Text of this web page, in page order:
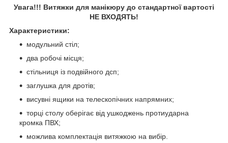
Увага!!! Витяжки для манікюру до стандартної вартості
НЕ ВХОДЯТЬ!
Характеристики:
модульний стіл;
два робочі місця;
стільниця із подвійного дсп;
заглушка для дротів;
висувні ящики на телескопічних напрямних;
торці столу оберігає від ушкоджень протиударна
кромка ПВХ;
можлива комплектація витяжкою на вибір.